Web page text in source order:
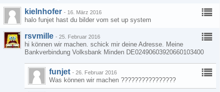
kielnhofer - 16. März 2016
halo funjet hast du bilder vom set up system
rsvmille - 25. Februar 2016
hi können wir machen. schick mir deine Adresse. Meine
Bankverbindung Volksbank Minden DE02490603920660103400
funjet - 26. Februar 2016
Was können wir machen ????????????????